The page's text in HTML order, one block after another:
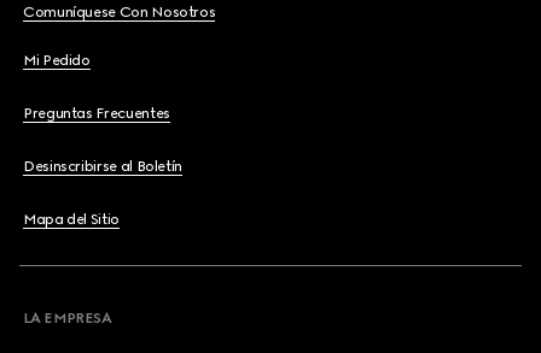
Comuníquese Con Nosotros
Mi Pedido
Preguntas Frecuentes
Desinscribirse al Boletín
Mapa del Sitio
LA EMPRESA